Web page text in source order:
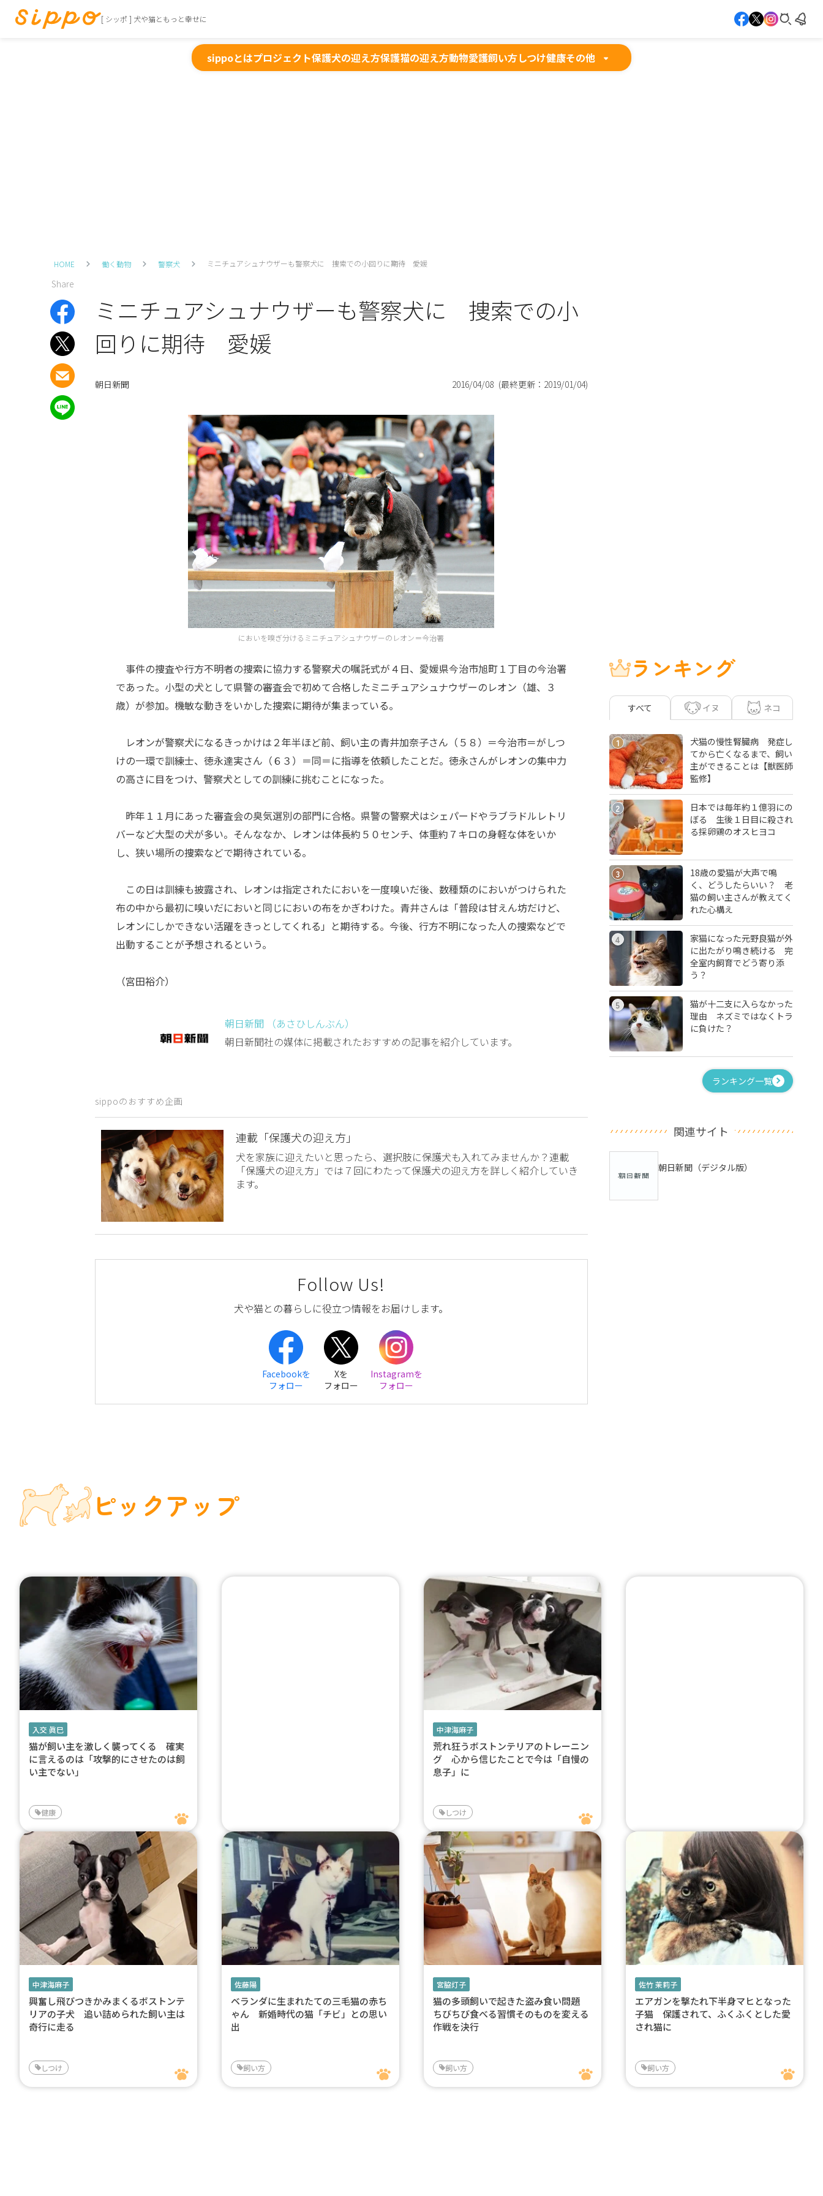
[ シッポ ] 犬や猫ともっと幸せに
sippoとはプロジェクト保護犬の迎え方保護猫の迎え方動物愛護飼い方しつけ健康その他
HOME 働く動物 警察犬 ミニチュアシュナウザーも警察犬に 捜索での小回りに期待 愛媛
Share
ミニチュアシュナウザーも警察犬に 捜索での小
回りに期待 愛媛
朝日新聞 2016/04/08 (最終更新： 2019/01/04)
においを嗅ぎ分けるミニチュアシュナウザーのレオン＝今治署
事件の捜査や行方不明者の捜索に協力する警察犬の嘱託式が４日、愛媛県今治市旭町１丁目の今治署
であった。小型の犬として県警の審査会で初めて合格したミニチュアシュナウザーのレオン（雄、３
歳）が参加。機敏な動きをいかした捜索に期待が集まっている。
レオンが警察犬になるきっかけは２年半ほど前、飼い主の青井加奈子さん（５８）＝今治市＝がしつ
けの一環で訓練士、徳永達実さん（６３）＝同＝に指導を依頼したことだ。徳永さんがレオンの集中力
の高さに目をつけ、警察犬としての訓練に挑むことになった。
昨年１１月にあった審査会の臭気選別の部門に合格。県警の警察犬はシェパードやラブラドルレトリ
バーなど大型の犬が多い。そんななか、レオンは体長約５０センチ、体重約７キロの身軽な体をいか
し、狭い場所の捜索などで期待されている。
この日は訓練も披露され、レオンは指定されたにおいを一度嗅いだ後、数種類のにおいがつけられた
布の中から最初に嗅いだにおいと同じにおいの布をかぎわけた。青井さんは「普段は甘えん坊だけど、
レオンにしかできない活躍をきっとしてくれる」と期待する。今後、行方不明になった人の捜索などで
出動することが予想されるという。
（宮田裕介）
朝日新聞 （あさひしんぶん）
朝日新聞社の媒体に掲載されたおすすめの記事を紹介しています。
sippoのおすすめ企画
連載「保護犬の迎え方」
犬を家族に迎えたいと思ったら、選択肢に保護犬も入れてみませんか？連載
「保護犬の迎え方」では７回にわたって保護犬の迎え方を詳しく紹介していき
ます。
Follow Us!
犬や猫との暮らしに役立つ情報をお届けします。
Facebookを
フォロー
Xを
フォロー
Instagramを
フォロー
ランキング
すべて イヌ ネコ
1
犬猫の慢性腎臓病 発症し
てから亡くなるまで、飼い
主ができることは【獣医師
監修】
2
日本では毎年約１億羽にの
ぼる 生後１日目に殺され
る採卵鶏のオスヒヨコ
3
18歳の愛猫が大声で鳴
く、どうしたらいい？ 老
猫の飼い主さんが教えてく
れた心構え
4
家猫になった元野良猫が外
に出たがり鳴き続ける 完
全室内飼育でどう寄り添
う？
5
猫が十二支に入らなかった
理由 ネズミではなくトラ
に負けた？
ランキング一覧
関連サイト
朝日新聞（デジタル版）
ピックアップ
入交 眞巳
猫が飼い主を激しく襲ってくる 確実
に言えるのは「攻撃的にさせたのは飼
い主でない」
健康
中津海麻子
荒れ狂うボストンテリアのトレーニン
グ 心から信じたことで今は「自慢の
息子」に
しつけ
中津海麻子
興奮し飛びつきかみまくるボストンテ
リアの子犬 追い詰められた飼い主は
奇行に走る
しつけ
佐藤陽
ベランダに生まれたての三毛猫の赤ち
ゃん 新婚時代の猫「チビ」との思い
出
飼い方
宮脇灯子
猫の多頭飼いで起きた盗み食い問題
ちびちび食べる習慣そのものを変える
作戦を決行
飼い方
佐竹 茉莉子
エアガンを撃たれ下半身マヒとなった
子猫 保護されて、ふくふくとした愛
され猫に
飼い方